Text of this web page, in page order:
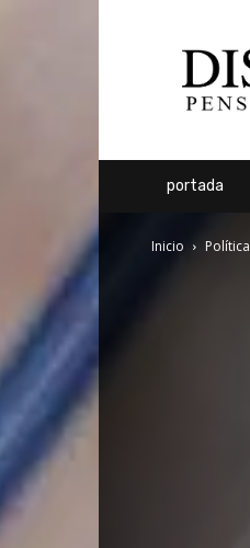
portada
Inicio Política